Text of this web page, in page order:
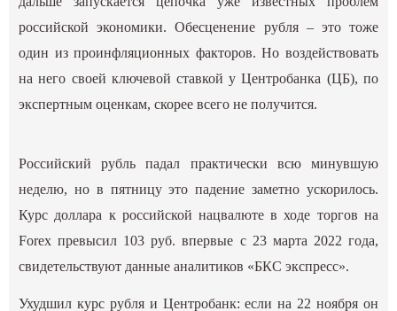
российской экономики. Обесценение рубля – это тоже
один из проинфляционных факторов. Но воздействовать
на него своей ключевой ставкой у Центробанка (ЦБ), по
экспертным оценкам, скорее всего не получится.
Российский рубль падал практически всю минувшую
неделю, но в пятницу это падение заметно ускорилось.
Курс доллара к российской нацвалюте в ходе торгов на
Forex превысил 103 руб. впервые с 23 марта 2022 года,
свидетельствуют данные аналитиков «БКС экспресс».
Ухудшил курс рубля и Центробанк: если на 22 ноября он